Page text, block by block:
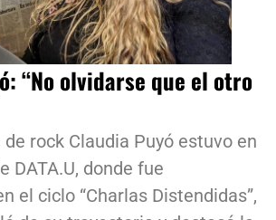
“No olvidarse que el otro
rock Claudia Puyó estuvo en
DATA.U, donde fue
el ciclo “Charlas Distendidas”,